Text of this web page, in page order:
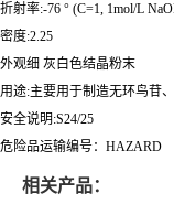
折射率:-76 ° (C=1, 1mol/L
密度:2.25
外观细 灰白色结晶粉末
用途:主要用于制造无环鸟苷
安全说明:S24/25
危险品运输编号：HAZARD
相关产品：